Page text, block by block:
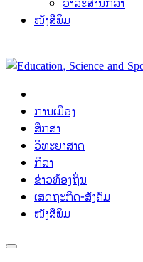
ວາລະສານກິລາ
ໜັງສືພິມ
ການເມືອງ
ສຶກສາ
ວິທະຍາສາດ
ກິລາ
ຂ່າວທ້ອງຖິ່ນ
ເສດຖະກິດ-ສັງຄົມ
ໜັງສືພິມ